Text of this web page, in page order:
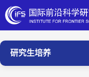
研究生培养